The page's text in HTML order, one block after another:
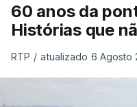
60 anos da
Histórias que
RTP / atualizado 6 Agosto